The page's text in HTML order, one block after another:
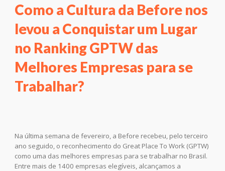
Como a Cultura da Before nos
levou a Conquistar um Lugar
no Ranking GPTW das
Melhores Empresas para se
Trabalhar?
Na última semana de fevereiro, a Before recebeu, pelo terceiro
ano seguido, o reconhecimento do Great Place To Work (GPTW)
como uma das melhores empresas para se trabalhar no Brasil.
Entre mais de 1400 empresas elegíveis, alcançamos a